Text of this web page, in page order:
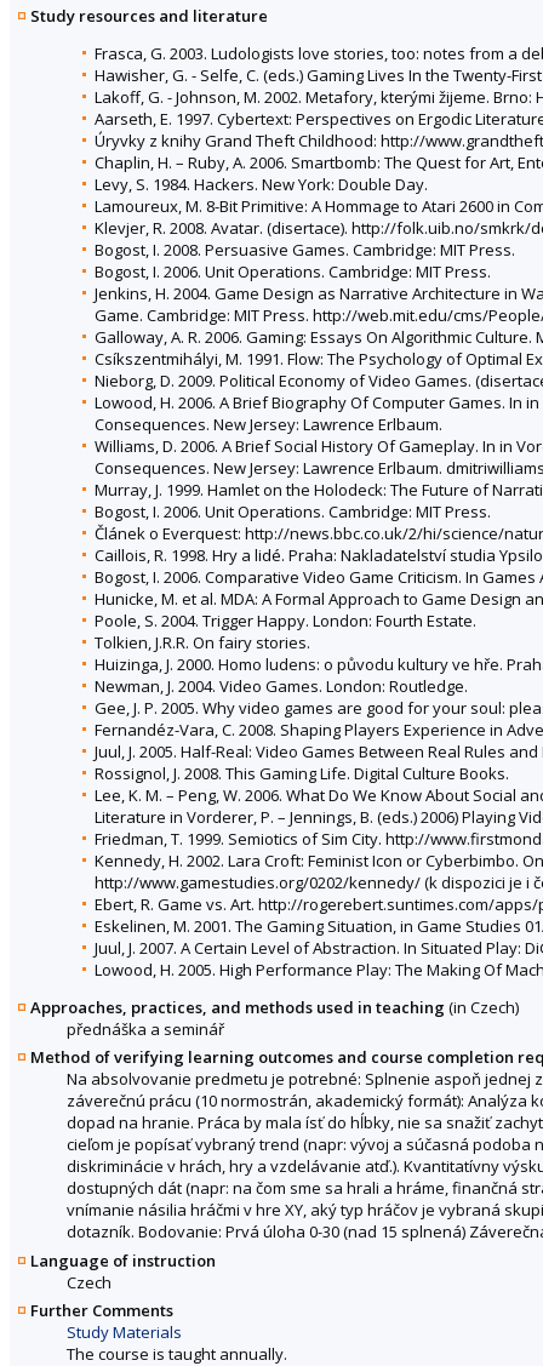
Study resources and literature
Frasca, G. 2003. Ludologists love stories, too: notes from a
Hawisher, G. - Selfe, C. (eds.) Gaming Lives In the Twenty-
Lakoff, G. - Johnson, M. 2002. Metafory, kterými žijeme. Brno:
Aarseth, E. 1997. Cybertext: Perspectives on Ergodic
Úryvky z knihy Grand Theft Childhood: http://
Chaplin, H. – Ruby, A. 2006. Smartbomb: The Quest for Art,
Levy, S. 1984. Hackers. New York: Double Day.
Lamoureux, M. 8-Bit Primitive: A Hommage to Atari 2600 in
Klevjer, R. 2008. Avatar. (disertace). http://folk.uib.no/
Bogost, I. 2008. Persuasive Games. Cambridge: MIT Press.
Bogost, I. 2006. Unit Operations. Cambridge: MIT Press.
Jenkins, H. 2004. Game Design as Narrative Architecture in
Game. Cambridge: MIT Press. http://web.mit.edu/cms/
Galloway, A. R. 2006. Gaming: Essays On Algorithmic
Csíkszentmihályi, M. 1991. Flow: The Psychology of Optimal
Nieborg, D. 2009. Political Economy of Video Games.
Lowood, H. 2006. A Brief Biography Of Computer Games. In
Consequences. New Jersey: Lawrence Erlbaum.
Williams, D. 2006. A Brief Social History Of Gameplay. In in
Consequences. New Jersey: Lawrence Erlbaum.
Murray, J. 1999. Hamlet on the Holodeck: The Future of
Bogost, I. 2006. Unit Operations. Cambridge: MIT Press.
Článek o Everquest: http://news.bbc.co.uk/2/hi/science/
Caillois, R. 1998. Hry a lidé. Praha: Nakladatelství studia
Bogost, I. 2006. Comparative Video Game Criticism. In Games
Hunicke, M. et al. MDA: A Formal Approach to Game Design
Poole, S. 2004. Trigger Happy. London: Fourth Estate.
Tolkien, J.R.R. On fairy stories.
Huizinga, J. 2000. Homo ludens: o původu kultury ve hře.
Newman, J. 2004. Video Games. London: Routledge.
Gee, J. P. 2005. Why video games are good for your soul:
Fernandéz-Vara, C. 2008. Shaping Players Experience in
Juul, J. 2005. Half-Real: Video Games Between Real Rules
Rossignol, J. 2008. This Gaming Life. Digital Culture Books.
Lee, K. M. – Peng, W. 2006. What Do We Know About
Literature in Vorderer, P. – Jennings, B. (eds.) 2006) Playing
Friedman, T. 1999. Semiotics of Sim City. http://
Kennedy, H. 2002. Lara Croft: Feminist Icon or Cyberbimbo.
http://www.gamestudies.org/0202/kennedy/ (k dispozici je i
Ebert, R. Game vs. Art. http://rogerebert.suntimes.com/apps/
Eskelinen, M. 2001. The Gaming Situation, in Game Studies
Juul, J. 2007. A Certain Level of Abstraction. In Situated Play:
Lowood, H. 2005. High Performance Play: The Making Of
Approaches, practices, and methods used in teaching(in Czech)
přednáška a seminář
Method of verifying learning outcomes and course completion
Na absolvovanie predmetu je potrebné: Splnenie aspoň
záverečnú prácu (10 normostrán, akademický formát):
dopad na hranie. Práca by mala ísť do hĺbky, nie sa snažiť
cieľom je popísať vybraný trend (napr: vývoj a súčasná
diskriminácie v hrách, hry a vzdelávanie atď.). Kvantitatívny
dostupných dát (napr: na čom sme sa hrali a hráme, finančná
vnímanie násilia hráčmi v hre XY, aký typ hráčov je vybraná
dotazník. Bodovanie: Prvá úloha 0-30 (nad 15 splnená)
Language of instruction
Czech
Further Comments
Study Materials
The course is taught annually.